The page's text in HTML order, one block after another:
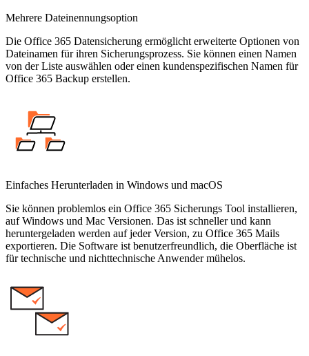
Mehrere Dateinennungsoption
Die Office 365 Datensicherung ermöglicht erweiterte Optionen von
Dateinamen für ihren Sicherungsprozess. Sie können einen Namen
von der Liste auswählen oder einen kundenspezifischen Namen für
Office 365 Backup erstellen.
Einfaches Herunterladen in Windows und macOS
Sie können problemlos ein Office 365 Sicherungs Tool installieren,
auf Windows und Mac Versionen. Das ist schneller und kann
heruntergeladen werden auf jeder Version, zu Office 365 Mails
exportieren. Die Software ist benutzerfreundlich, die Oberfläche ist
für technische und nichttechnische Anwender mühelos.